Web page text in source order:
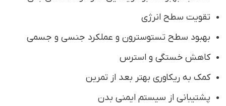
تقویت سطح انرژی
بهبود سطح تستوسترون و عملکرد جنسی و جسمی
کاهش خستگی و استرس
کمک به ریکاوری بهتر بعد از تمرین
پشتیبانی از سیستم ایمنی بدن